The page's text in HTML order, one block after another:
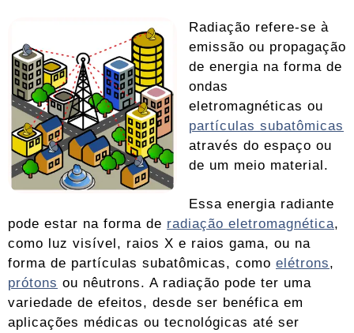
Radiação refere-se à
emissão ou propagação
de energia na forma de
ondas
eletromagnéticas ou
partículas subatômicas
através do espaço ou
de um meio material.
Essa energia radiante
pode estar na forma de radiação eletromagnética,
como luz visível, raios X e raios gama, ou na
forma de partículas subatômicas, como elétrons,
prótons ou nêutrons. A radiação pode ter uma
variedade de efeitos, desde ser benéfica em
aplicações médicas ou tecnológicas até ser